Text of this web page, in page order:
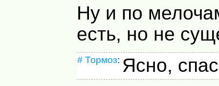
Ну и по
есть, но не
# Тормоз: Ясно,